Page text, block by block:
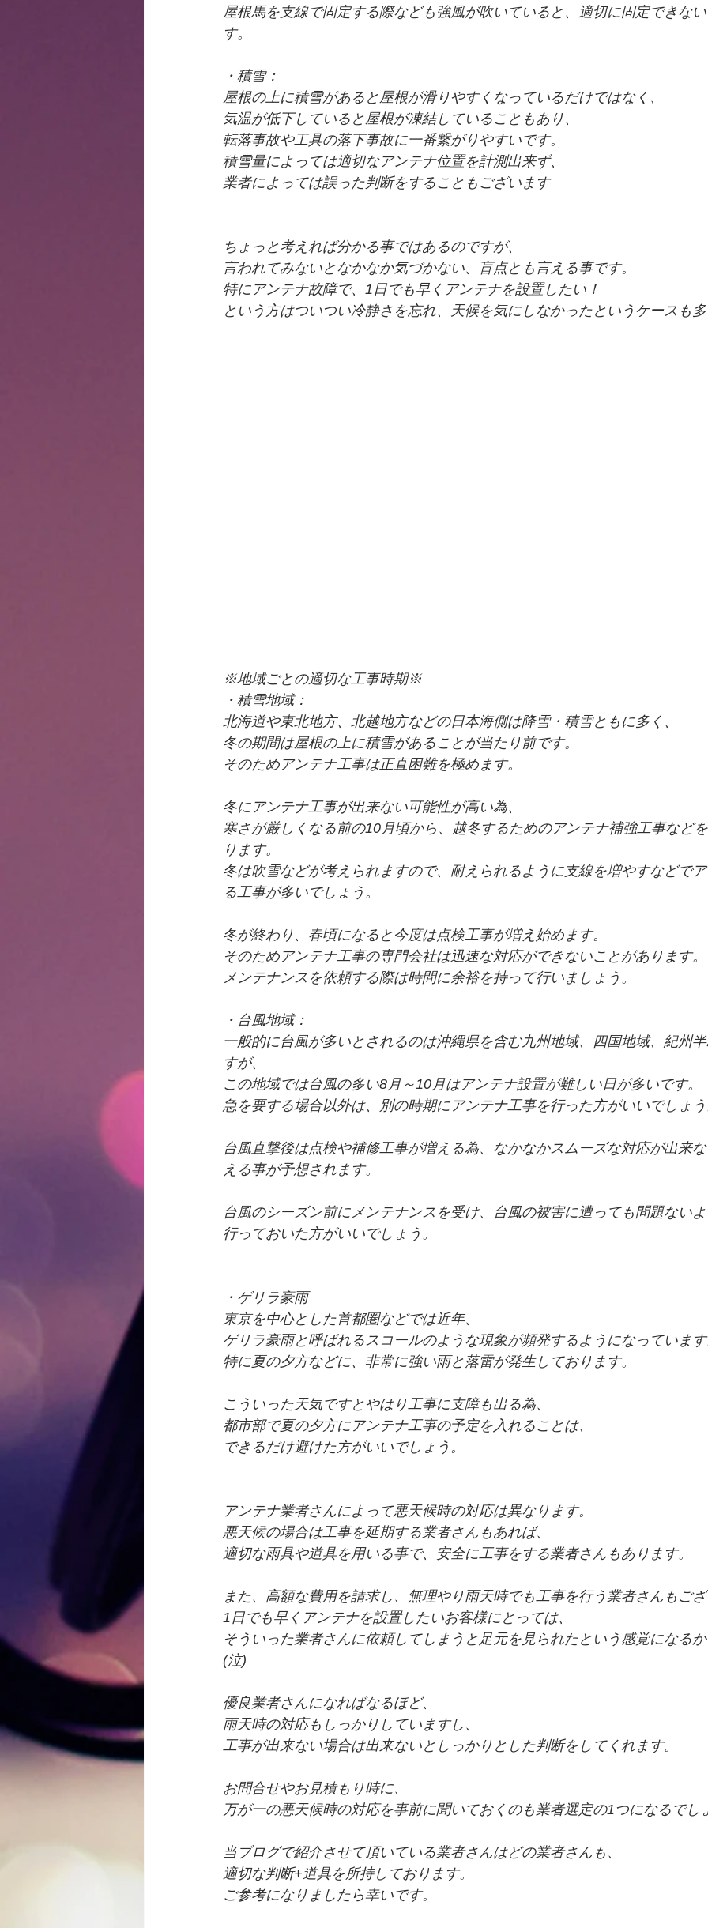
屋根馬を支線で固定する際なども強風が吹いていると、適切に固定できな
す。
・積雪：
屋根の上に積雪があると屋根が滑りやすくなっているだけではなく、
気温が低下していると屋根が凍結していることもあり、
転落事故や工具の落下事故に一番繋がりやすいです。
積雪量によっては適切なアンテナ位置を計測出来ず、
業者によっては誤った判断をすることもございます
ちょっと考えれば分かる事ではあるのですが、
言われてみないとなかなか気づかない、盲点とも言える事です。
特にアンテナ故障で、1日でも早くアンテナを設置したい！
という方はついつい冷静さを忘れ、天候を気にしなかったというケースも
※地域ごとの適切な工事時期※
・積雪地域：
北海道や東北地方、北越地方などの日本海側は降雪・積雪ともに多く、
冬の期間は屋根の上に積雪があることが当たり前です。
そのためアンテナ工事は正直困難を極めます。
冬にアンテナ工事が出来ない可能性が高い為、
寒さが厳しくなる前の10月頃から、越冬するためのアンテナ補強工事など
ります。
冬は吹雪などが考えられますので、耐えられるように支線を増やすなどで
る工事が多いでしょう。
冬が終わり、春頃になると今度は点検工事が増え始めます。
そのためアンテナ工事の専門会社は迅速な対応ができないことがあります。
メンテナンスを依頼する際は時間に余裕を持って行いましょう。
・台風地域：
一般的に台風が多いとされるのは沖縄県を含む九州地域、四国地域、紀州
すが、
この地域では台風の多い8月～10月はアンテナ設置が難しい日が多いです。
急を要する場合以外は、別の時期にアンテナ工事を行った方がいいでしょ
台風直撃後は点検や補修工事が増える為、なかなかスムーズな対応が出来
える事が予想されます。
台風のシーズン前にメンテナンスを受け、台風の被害に遭っても問題ない
行っておいた方がいいでしょう。
・ゲリラ豪雨
東京を中心とした首都圏などでは近年、
ゲリラ豪雨と呼ばれるスコールのような現象が頻発するようになっていま
特に夏の夕方などに、非常に強い雨と落雷が発生しております。
こういった天気ですとやはり工事に支障も出る為、
都市部で夏の夕方にアンテナ工事の予定を入れることは、
できるだけ避けた方がいいでしょう。
アンテナ業者さんによって悪天候時の対応は異なります。
悪天候の場合は工事を延期する業者さんもあれば、
適切な雨具や道具を用いる事で、安全に工事をする業者さんもあります。
また、高額な費用を請求し、無理やり雨天時でも工事を行う業者さんもご
1日でも早くアンテナを設置したいお客様にとっては、
そういった業者さんに依頼してしまうと足元を見られたという感覚になる
(泣)
優良業者さんになればなるほど、
雨天時の対応もしっかりしていますし、
工事が出来ない場合は出来ないとしっかりとした判断をしてくれます。
お問合せやお見積もり時に、
万が一の悪天候時の対応を事前に聞いておくのも業者選定の1つになるでし
当ブログで紹介させて頂いている業者さんはどの業者さんも、
適切な判断+道具を所持しております。
ご参考になりましたら幸いです。